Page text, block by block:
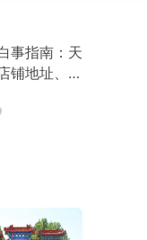
事指南：天
铺地址、寿